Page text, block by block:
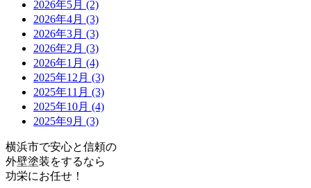
2026年5月 (2)
2026年4月 (3)
2026年3月 (3)
2026年2月 (3)
2026年1月 (4)
2025年12月 (3)
2025年11月 (3)
2025年10月 (4)
2025年9月 (3)
横浜市で安心と信頼の
外壁塗装をするなら
功栄にお任せ！